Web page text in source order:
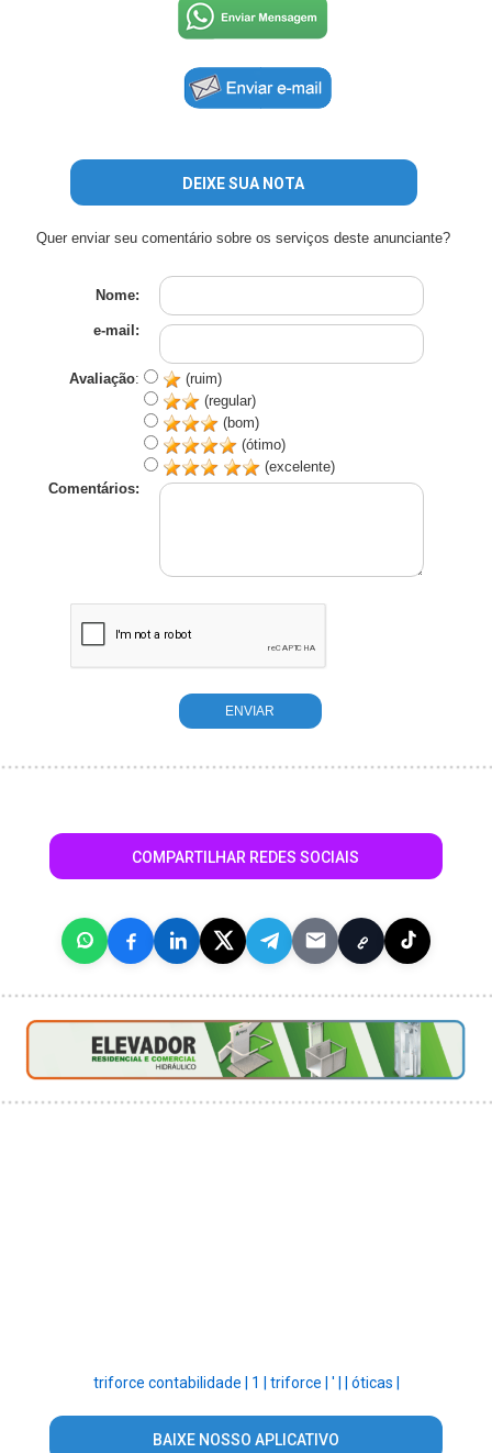
DEIXE SUA NOTA
Quer enviar seu comentário sobre os serviços deste anunciante?
Nome:
e-mail:
Avaliação:
(ruim)
(regular)
(bom)
(ótimo)
(excelente)
Comentários:
COMPARTILHAR REDES SOCIAIS
triforce contabilidade | 1 | triforce | ' | óticas |
BAIXE NOSSO APLICATIVO